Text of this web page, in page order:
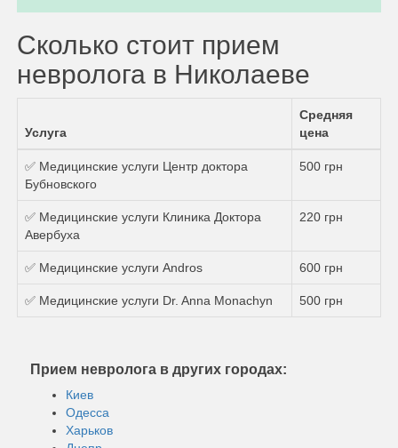
Сколько стоит прием
невролога в Николаеве
Услуга
Средняя
цена
✅ Медицинские услуги Центр доктора
Бубновского
500 грн
✅ Медицинские услуги Клиника Доктора
Авербуха
220 грн
✅ Медицинские услуги Andros 600 грн
✅ Медицинские услуги Dr. Anna Monachyn 500 грн
Прием невролога в других городах:
Киев
Одесса
Харьков